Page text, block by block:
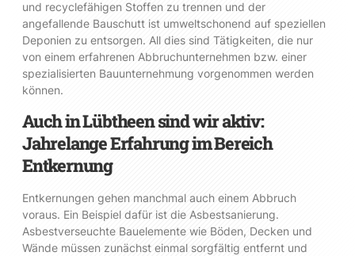
und recyclefähigen Stoffen zu trennen und der
angefallende Bauschutt ist umweltschonend auf speziellen
Deponien zu entsorgen. All dies sind Tätigkeiten, die nur
von einem erfahrenen Abbruchunternehmen bzw. einer
spezialisierten Bauunternehmung vorgenommen werden
können.
Auch in Lübtheen sind wir aktiv:
Jahrelange Erfahrung im Bereich
Entkernung
Entkernungen gehen manchmal auch einem Abbruch
voraus. Ein Beispiel dafür ist die Asbestsanierung.
Asbestverseuchte Bauelemente wie Böden, Decken und
Wände müssen zunächst einmal sorgfältig entfernt und